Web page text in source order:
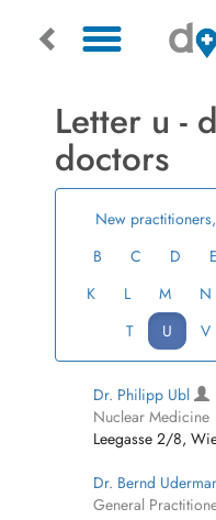
Letter u -
doctors
New
B
C D E
K
L M N
T
U V
Dr. Philipp Ubl
Nuclear Medicine
Leegasse 2/8,
Dr. Bernd
General